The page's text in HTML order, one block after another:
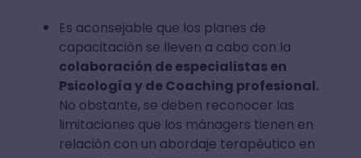
Es aconsejable que los planes de
capacitación se lleven a cabo con la
colaboración de especialistas en
Psicología y de Coaching profesional.
No obstante, se deben reconocer las
limitaciones que los mánagers tienen en
relación con un abordaje terapéutico en